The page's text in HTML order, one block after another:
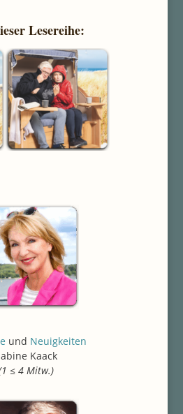
Lesereihe:
und Neuigkeiten
Kaack
≤ 4 Mitw.)